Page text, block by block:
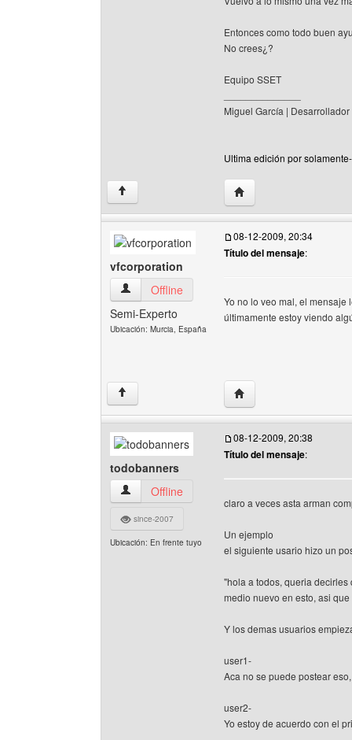
Entonces como todo buen
No crees¿?
Equipo SSET
Miguel García |
Ultima edición por
↑ Visitar sitio web del
vfcorporation
vfcorporation Ver perfil del usuario
Offline
Semi-Experto
Ubicación: Murcia, España
08-12-2009, 20:34
Título del mensaje:
Yo no lo veo mal, el
últimamente estoy viendo
↑ Visitar sitio web del
todobanners
todobanners Ver perfil del usuario
Offline
since-2007
Ubicación: En frente tuyo
08-12-2009, 20:38
Título del mensaje:
claro a veces asta arman
Un ejemplo
el siguiente usario hizo un
"hola a todos, queria
medio nuevo en esto, asi
Y los demas usuarios
user1-
Aca no se puede postear
user2-
Yo estoy de acuerdo con el